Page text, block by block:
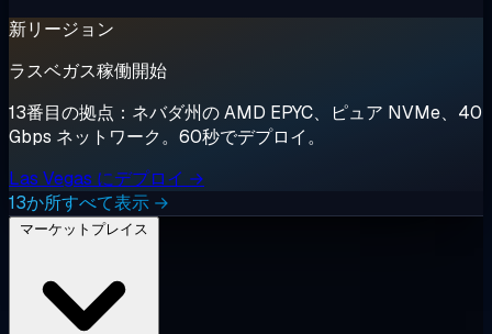
新リージョン
ラスベガス稼働開始
13番目の拠点：ネバダ州の AMD EPYC、ピュア NVMe、40
Gbps ネットワーク。60秒でデプロイ。
Las Vegas にデプロイ →
13か所すべて表示 →